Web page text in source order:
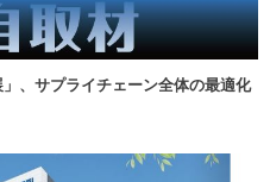
、サプライチェーン全体の最適化